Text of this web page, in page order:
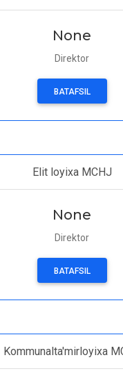
None
Direktor
BATAFSIL
Elit loyixa MCHJ
None
Direktor
BATAFSIL
Kommunalta'mirloyixa